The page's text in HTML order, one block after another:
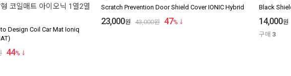
코일매트 아이오닉 1열2열
Design Coil Car Mat Ioniq
44%
Scratch Prevention Door Shield Cover IONIC Hybrid
23,000원 43,000원 47%
Black
14,000원
구매 3